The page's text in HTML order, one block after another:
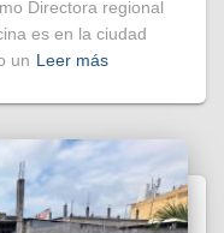
Directora regional
es en la ciudad
un Leer más